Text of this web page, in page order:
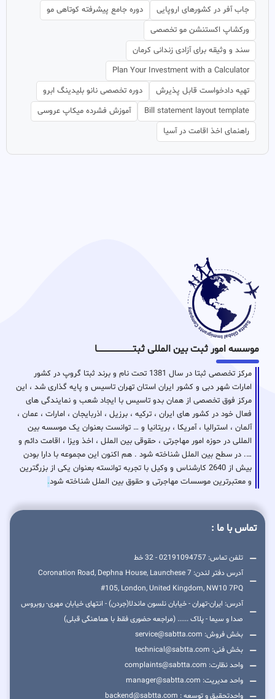
جاب آفر در کشورهای اروپایی
دوره جامع پیشرفته کوتاهی مو
ورکشاپ اکستنشن مو تخصصی
سند و وثیقه برای آزادی زندانی کرمان
Plan Your Investment with a Calculator
تهیه دادخواست قابل پذیرش
دوره تخصصی نانو بلیدینگ ابرو
Bill statement layout template
آموزش فشرده میکاپ عروسی
راهنمای اخذ اقامت در آسیا
موسسه امور ثبت بین المللی ثبتـــــــــــــــــــــــــــــا
مرکز تخصصی ثبتا در سال 1381 تحت نام و برند ثبتا گروپ در کشور
امارات شهر دبی و کشور ایران استان تهران تاسیس و پایه گذاری شد ، این
مرکز فوق تخصصی از همان بدو تاسیس با ایجاد شعب و نمایندگی های
فعال خود در کشور های ایران ، ترکیه ، برزیل ، اذربایجان ، امارات ، عمان ،
آلمان ، استرالیا ، آمریکا ، بریتانیا و … توانست بعنوان یک موسسه بین
المللی در حوزه امور مهاجرتی ، حقوقی بین الملل ، اخذ ویزا ، اقامت دائم و
…. در سطح بین الملل شناخته شود . هم اکنون این مجموعه با دارا بودن
بیش از 2640 کارشناس و وکیل با تجربه توانسته بعنوان یکی از بزرگترین
و معتبرترین موسسات مهاجرتی و حقوق بین الملل شناخته شود.
تماس با ما :
تلفن تماس: 02191094757 - 32 خط
آدرس دفتر لندن: 7 Coronation Road, Dephna House, Launchese
#105, London, United Kingdom, NW10 7PQ
آدرس: ایران-تهران - خیابان نلسون ماندلا(جردن) - انتهای خیابان مهری- روبروس
صدا و سیما - پلاک ...... (مراجعه حضوری فقط با هماهنگی قبلی)
بخش فروش: service@sabtta.com
بخش فنی: technical@sabtta.com
واحد نظارت: complaints@sabtta.com
واحد مدیریت: manager@sabtta.com
واحدتحقیق و توسعه : backend@sabtta.com